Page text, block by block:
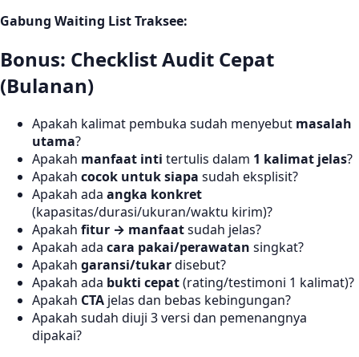
Gabung Waiting List Traksee:
Bonus: Checklist Audit Cepat
(Bulanan)
Apakah kalimat pembuka sudah menyebut masalah
utama?
Apakah manfaat inti tertulis dalam 1 kalimat jelas?
Apakah cocok untuk siapa sudah eksplisit?
Apakah ada angka konkret
(kapasitas/durasi/ukuran/waktu kirim)?
Apakah fitur → manfaatsudah jelas?
Apakah ada cara pakai/perawatan singkat?
Apakah garansi/tukardisebut?
Apakah ada bukti cepat(rating/testimoni 1 kalimat)?
Apakah CTA jelas dan bebas kebingungan?
Apakah sudah diuji 3 versi dan pemenangnya
dipakai?